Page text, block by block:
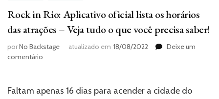
Rock in Rio: Aplicativo oficial lista os horários
das atrações – Veja tudo o que você precisa saber!
porNo Backstage atualizado em 18/08/2022
Deixe um
comentário
Faltam apenas 16 dias para acender a cidade do